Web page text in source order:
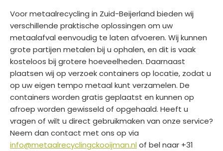
Voor metaalrecycling in Zuid-Beijerland bieden wij
verschillende praktische oplossingen om uw
metaalafval eenvoudig te laten afvoeren. Wij kunnen
grote partijen metalen bij u ophalen, en dit is vaak
kosteloos bij grotere hoeveelheden. Daarnaast
plaatsen wij op verzoek containers op locatie, zodat u
op uw eigen tempo metaal kunt verzamelen. De
containers worden gratis geplaatst en kunnen op
afroep worden gewisseld of opgehaald. Heeft u
vragen of wilt u direct gebruikmaken van onze service?
Neem dan contact met ons op via
info@metaalrecyclingckooijman.nl of bel naar +31